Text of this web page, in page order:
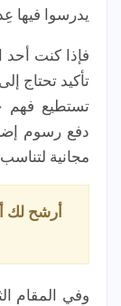
يدرسوا فيها
فإذا كنت أحد
تأكيد تحتاج
تستطيع فهم
دفع رسوم
مجانية
أرشح لك
وفي المقام